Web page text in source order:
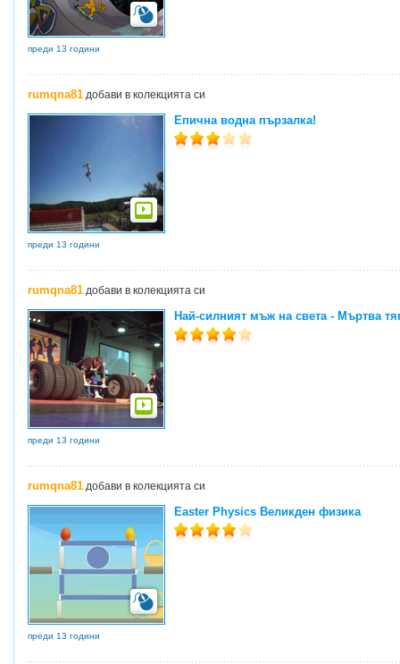
преди 13 години
rumqna81 добави в колекцията си
Епична водна пързалка!
преди 13 години
rumqna81 добави в колекцията си
Най-силният мъж на света - Мъртва
преди 13 години
rumqna81 добави в колекцията си
Easter Physics Великден физика
преди 13 години